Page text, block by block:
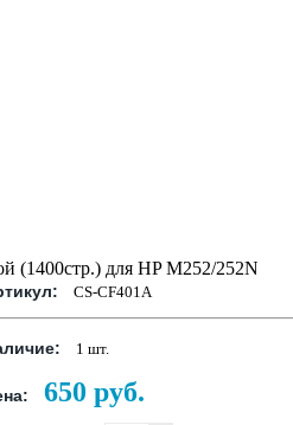
(1400стр.) для HP M252/252N
CS-CF401A
1 шт.
650 руб.